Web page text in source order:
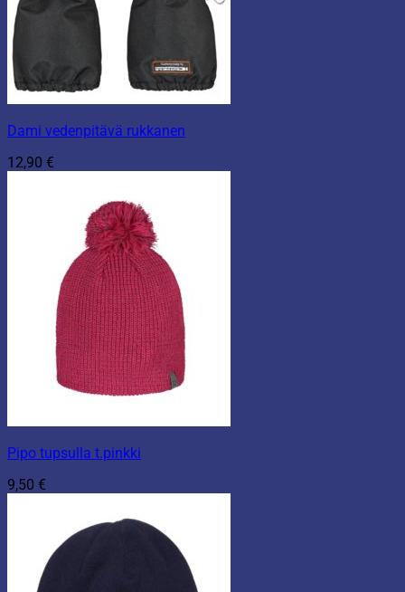
Dami vedenpitävä rukkanen
12,90 €
Pipo tupsulla t.pinkki
9,50 €